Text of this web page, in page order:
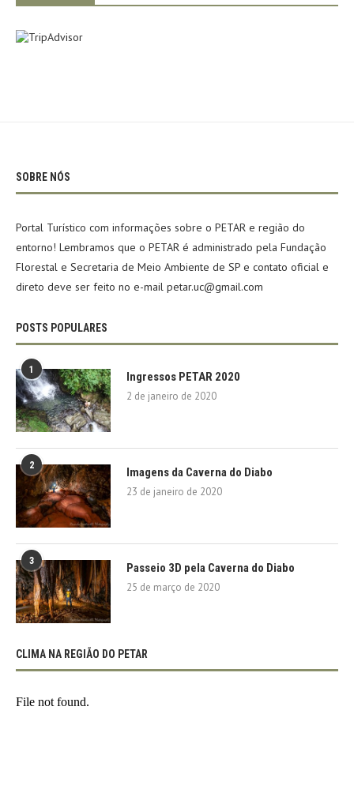
SOBRE NÓS
Portal Turístico com informações sobre o PETAR e região do
entorno! Lembramos que o PETAR é administrado pela Fundação
Florestal e Secretaria de Meio Ambiente de SP e contato oficial e
direto deve ser feito no e-mail petar.uc@gmail.com
POSTS POPULARES
1 Ingressos PETAR 2020
2 de janeiro de 2020
2 Imagens da Caverna do Diabo
23 de janeiro de 2020
3 Passeio 3D pela Caverna do Diabo
25 de março de 2020
CLIMA NA REGIÃO DO PETAR